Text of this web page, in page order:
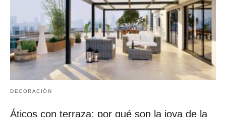
DECORACIÓN
Áticos con terraza: por qué son la joya de la